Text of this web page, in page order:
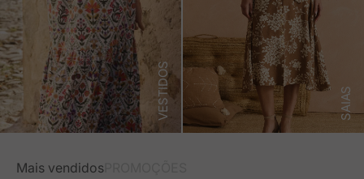
VESTIDOS SAIAS
Mais vendidos